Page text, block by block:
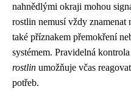
nahnědlými okraji mohou
rostlin nemusí vždy znamenat
také příznakem přemokření
systémem. Pravidelná kontrola
rostlin umožňuje včas
potřeb.